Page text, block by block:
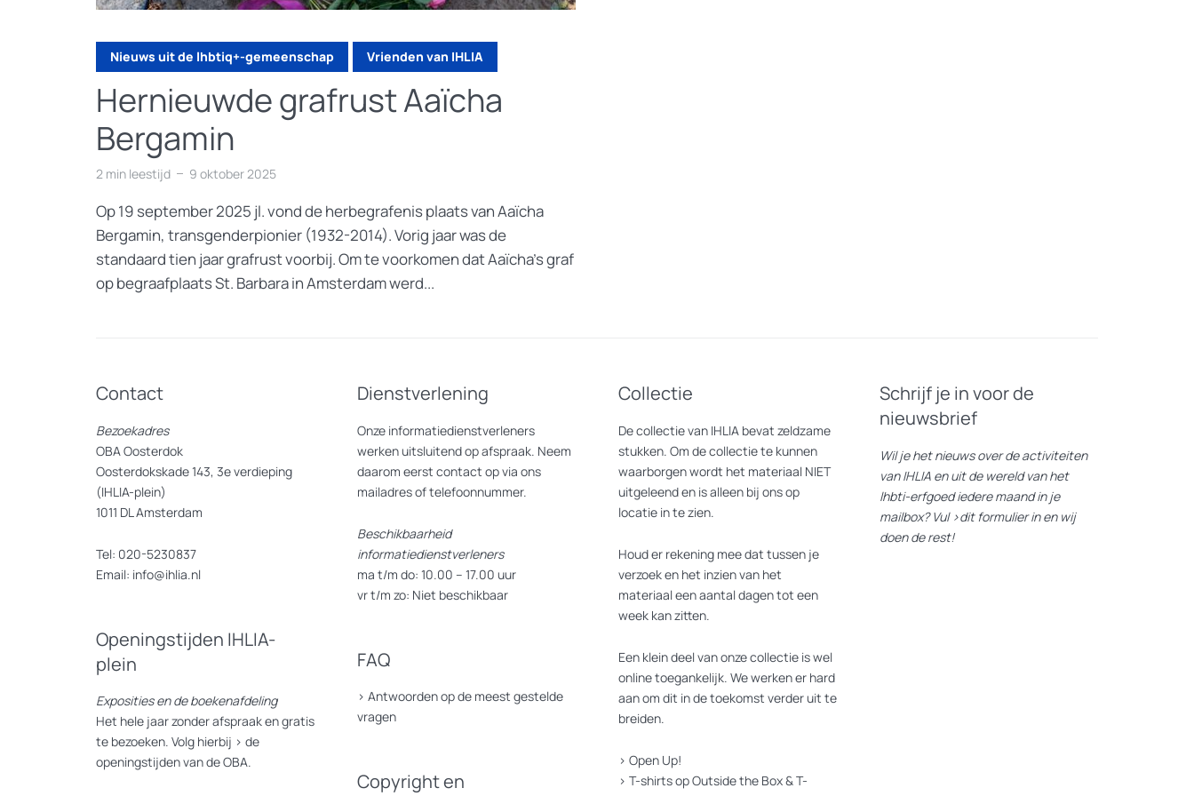
Nieuws uit de lhbtiq+-gemeenschap Vrienden van IHLIA
Hernieuwde grafrust Aaïcha
Bergamin
2 min leestijd 9 oktober 2025
Op 19 september 2025 jl. vond de herbegrafenis plaats van Aaïcha
Bergamin, transgenderpionier (1932-2014). Vorig jaar was de
standaard tien jaar grafrust voorbij. Om te voorkomen dat Aaïcha’s graf
op begraafplaats St. Barbara in Amsterdam werd...
Contact
Bezoekadres
OBA Oosterdok
Oosterdokskade 143, 3e verdieping
(IHLIA-plein)
1011 DL Amsterdam
Tel: 020-5230837
Email: info@ihlia.nl
Openingstijden IHLIA-
plein
Exposities en de boekenafdeling
Het hele jaar zonder afspraak en gratis
te bezoeken. Volg hierbij > de
openingstijden van de OBA.
Dienstverlening
Onze informatiedienstverleners
werken uitsluitend op afspraak. Neem
daarom eerst contact op via ons
mailadres of telefoonnummer.
Beschikbaarheid
informatiedienstverleners
ma t/m do: 10.00 – 17.00 uur
vr t/m zo: Niet beschikbaar
FAQ
> Antwoorden op de meest gestelde
vragen
Copyright en
Collectie
De collectie van IHLIA bevat zeldzame
stukken. Om de collectie te kunnen
waarborgen wordt het materiaal NIET
uitgeleend en is alleen bij ons op
locatie in te zien.
Houd er rekening mee dat tussen je
verzoek en het inzien van het
materiaal een aantal dagen tot een
week kan zitten.
Een klein deel van onze collectie is wel
online toegankelijk. We werken er hard
aan om dit in de toekomst verder uit te
breiden.
> Open Up!
> T-shirts op Outside the Box&T-
Schrijf je in voor de
nieuwsbrief
Wil je het nieuws over de activiteiten
van IHLIA en uit de wereld van het
lhbti-erfgoed iedere maand in je
mailbox? Vul >dit formulierin en wij
doen de rest!